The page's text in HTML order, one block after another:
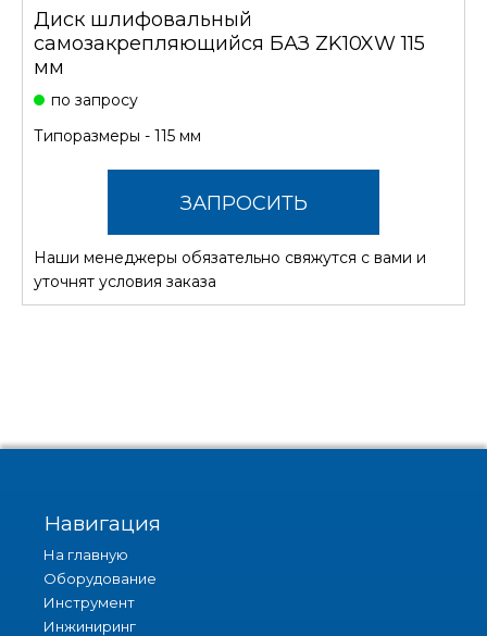
Диск шлифовальный
самозакрепляющийся БАЗ ZK10XW 115
мм
по запросу
Типоразмеры - 115 мм
ЗАПРОСИТЬ
СТОИМОСТЬ
Наши менеджеры обязательно свяжутся с вами и
уточнят условия заказа
Навигация
На главную
Оборудование
Инструмент
Инжиниринг